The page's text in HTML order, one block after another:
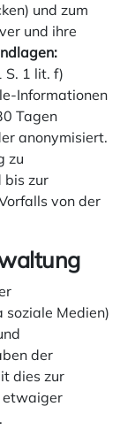
und zum
und ihre
S. 1 lit. f)
Informationen
Tagen
anonymisiert.
zu
bis zur
von der
soziale Medien)
der
dies zur
etwaiger